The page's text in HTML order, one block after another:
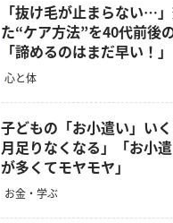
「抜け毛が止まらない…
た“ケア方法”を40代前後
「諦めるのはまだ早い！」
心と体
子どもの「お小遣い」い
月足りなくなる」「お小
が多くてモヤモヤ」
お金・学ぶ